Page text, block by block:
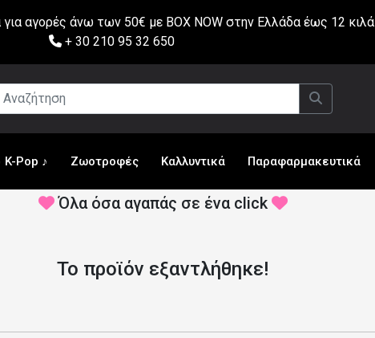
αγορές άνω των 50€ με BOX NOW στην Ελλάδα έως 12 κιλά
+ 30 210 95 32 650
K-Pop ♪ Ζωοτροφές Καλλυντικά Παραφαρμακευτικά
Όλα όσα αγαπάς σε ένα click
Το προϊόν εξαντλήθηκε!